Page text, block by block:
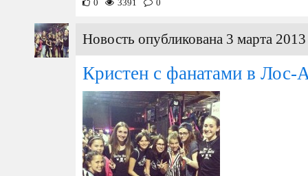
0 3391 0
Новость опубликована 3 марта
Кристен с фанатами в Лос-